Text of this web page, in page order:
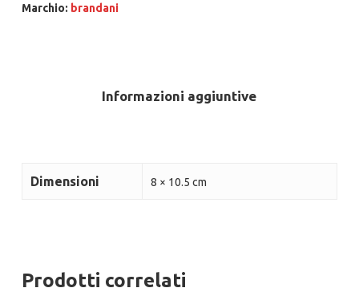
Marchio: brandani
Informazioni aggiuntive
Dimensioni 8 × 10.5 cm
Prodotti correlati